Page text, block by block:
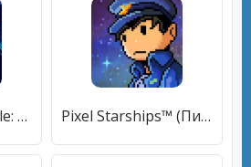
Homeworld Mobile: Sci-Fi MMO (Хоумворлд Мобаил) [МОД Бесконечные монеты] APK Android Pixel Starships™ (Пиксель Звездные Корабли) [МОД Меню] APK Android